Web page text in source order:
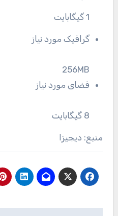
1 گیگابایت
گرافیک مورد نیاز
256MB
فضای مورد نیاز
8 گیگابایت
منبع: دیجیزا